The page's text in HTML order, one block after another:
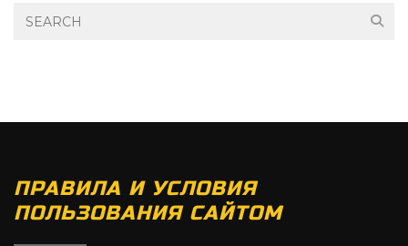
ПРАВИЛА И УСЛОВИЯ
ПОЛЬЗОВАНИЯ САЙТОМ